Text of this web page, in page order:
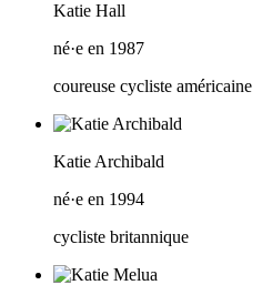
Katie Hall
né·e en 1987
coureuse cycliste américaine
Katie Archibald
né·e en 1994
cycliste britannique